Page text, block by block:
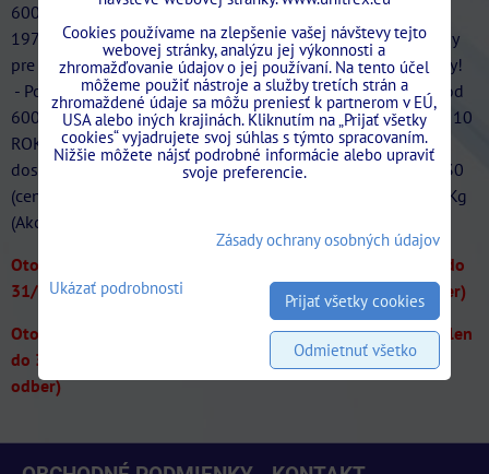
600/700/800/900/1000/1100/1200mm štandardná výška
1970/2100mm. Kliknite na tento produkt, aby ste zistili ceny
pre ostatné rozmery. Vysoká kvalita za bezkonkurenčne ceny!
- Po dohode je možná množstevná zľava. - Všetky rozmery od
600mm do 1200mm Rýchle dodanie po celej SR. - ZÁRUKA 10
ROKOV! Pozor!! Pri nákupe stavebného puzdra SINGOLO
dostanete zdarma kompletný ABS SYSTEM "spomaľovač" T30
(cenníková cena 43,00€/Ks s DPH) ideálny pre dvere do 30Kg
(Akcia na ABS SYSTEM až. do vypredania zásob).
Otočné dvere FIVE-O so skritou zarubňou Akcia -20% len do
31/07/2026 (dvere len na objednavku len na osobný odber)
Otočné dvere REVERZ 44 so skritou zarubňou Akcia -20% len
do 31/07/2026 (dvere len na objednavku len na osobný
odber)
Cookies používame na zlepšenie vašej návštevy tejto
webovej stránky, analýzu jej výkonnosti a
zhromažďovanie údajov o jej používaní. Na tento účel
môžeme použiť nástroje a služby tretích strán a
zhromaždené údaje sa môžu preniesť k partnerom v EÚ,
USA alebo iných krajinách. Kliknutím na „Prijať všetky
cookies“ vyjadrujete svoj súhlas s týmto spracovaním.
Nižšie môžete nájsť podrobné informácie alebo upraviť
svoje preferencie.
Zásady ochrany osobných údajov
Ukázať podrobnosti
Prijať všetky cookies
Odmietnuť všetko